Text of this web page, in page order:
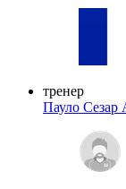
тренер
Пауло Сезар